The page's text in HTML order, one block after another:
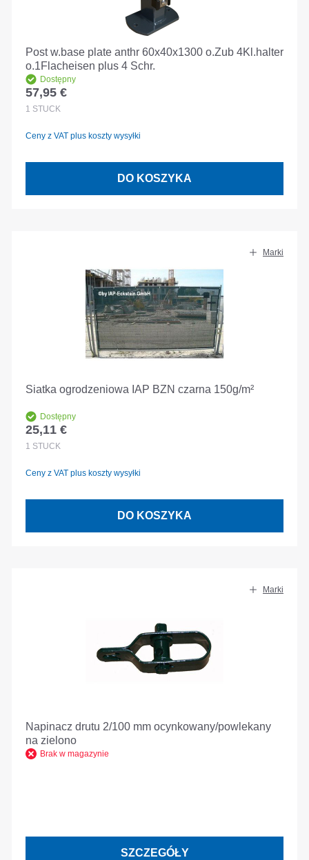
Post w.base plate anthr 60x40x1300 o.Zub 4Kl.halter
o.1Flacheisen plus 4 Schr.
Dostępny
Cena regularna:
57,95 €
1 STÜCK
Ceny z VAT plus koszty wysyłki
DO KOSZYKA
Marki
Siatka ogrodzeniowa IAP BZN czarna 150g/m²
Dostępny
Cena regularna:
25,11 €
1 STÜCK
Ceny z VAT plus koszty wysyłki
DO KOSZYKA
Marki
Napinacz drutu 2/100 mm ocynkowany/powlekany
na zielono
Brak w magazynie
SZCZEGÓŁY